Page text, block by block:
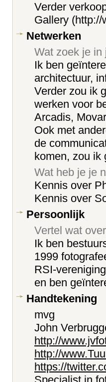
Verder
Gallery
Netwerken
Wat zoek je in
Ik ben
architectuur,
Verder zou ik
werken voor
Arcadis,
Ook met
de
komen, zou ik
Wat heb je je
Kennis over
Kennis over
Persoonlijk
Vertel wat
Ik ben
1999
RSI-
en ben
Handtekening
mvg
John
http://
http://
https://